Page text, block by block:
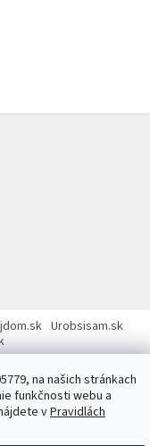
na našich stránkach
funkčnosti webu a
vPravidlách
Urobsisam.sk